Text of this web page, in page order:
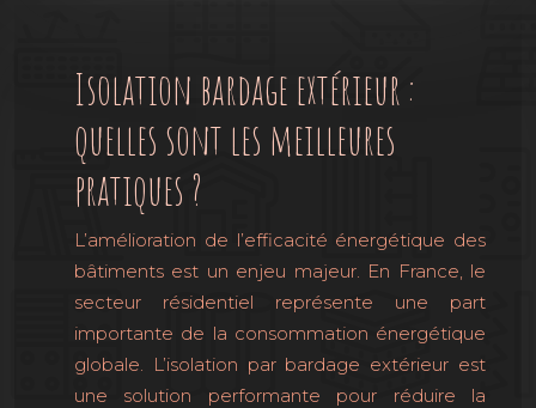
Isolation bardage extérieur :
quelles sont les meilleures
pratiques ?
L’amélioration de l’efficacité énergétique des
bâtiments est un enjeu majeur. En France, le
secteur résidentiel représente une part
importante de la consommation énergétique
globale. L’isolation par bardage extérieur est
une solution performante pour réduire la